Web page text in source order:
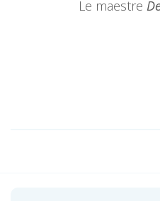
Le maestre